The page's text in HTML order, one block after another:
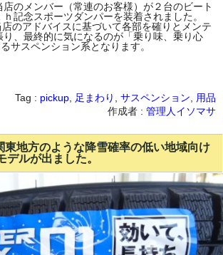
のメンバー（常連のお客様）が２台のビート
記念スポーツダンパーを装着されました。
のアドバイスに基づいて各部を確りとメンテ
り、最終的に気になるのが「乗り味、乗り心
サスペンション系となります。
Tag : pickup 足まわり サスペンション
用品
作成者 : 管理人イソマサ
東地方のような降雪確率の低い地域向け
ルが出ました。